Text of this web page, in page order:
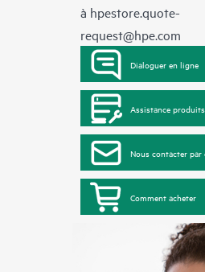
à hpestore.quote-
request@hpe.com
Dialoguer en ligne
Assistance produits
Nous contacter par
Comment acheter